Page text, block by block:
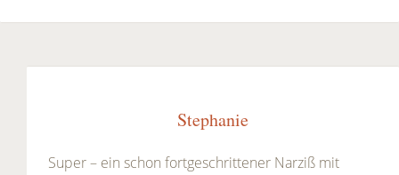
Stephanie
Super – ein schon fortgeschrittener Narziß mit